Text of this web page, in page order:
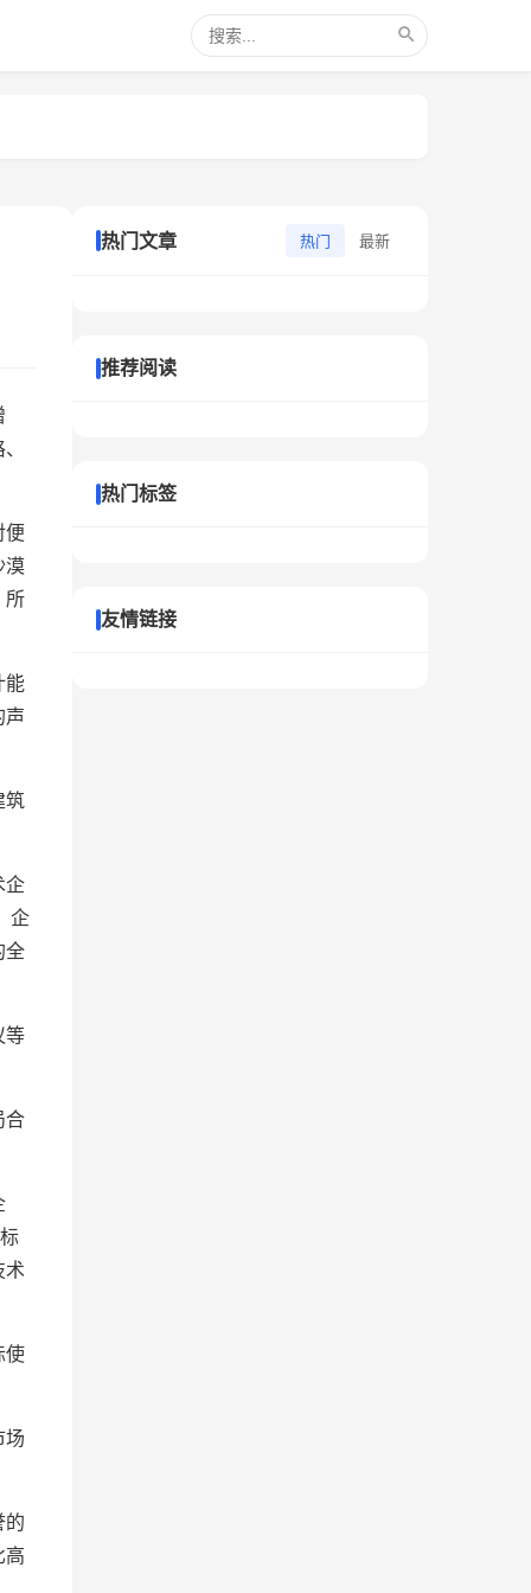
便
漠
所
能
声
筑
企
企
全
等
合
术
使
场
的
高
热门文章 热门 最新
推荐阅读
热门标签
友情链接